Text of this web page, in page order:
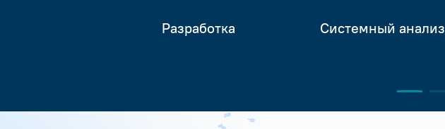
Разработка Системный анализ